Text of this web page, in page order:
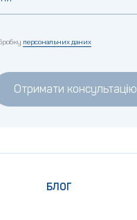
персональних даних
Отримати консультацію
БЛОГ